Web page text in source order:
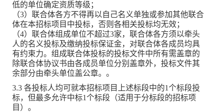
低的单位确定资质等级；
（3）联合体各方不得再以自己名义单独或参加其他联合
体在本招标项目中投标，否则各相关投标均无效；
（4）联合体组成单位不超过3家，联合体各方须以牵头
人的名义投标及缴纳投标保证金，对联合体各成员均具
有约束力。组成联合体投标的投标文件中所有需盖章的
除联合体协议书由各成员单位分别盖章外，投标文件其
余部分由牵头单位盖公章。。
3.3 各投标人均可就本招标项目上述标段中的1个标段投
标，但最多允许中标1个标段（适用于分标段的招标项
目）。